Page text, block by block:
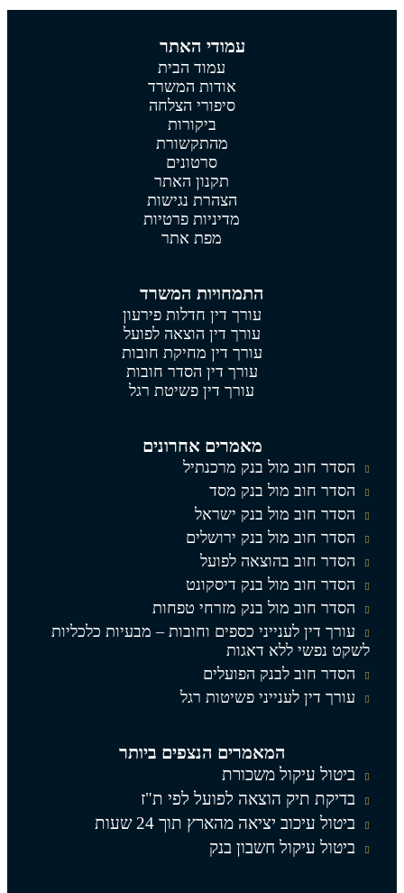
עמודי האתר
עמוד הבית
אודות המשרד
סיפורי הצלחה
ביקורות
מהתקשורת
סרטונים
תקנון האתר
הצהרת נגישות
מדיניות פרטיות
מפת אתר
התמחויות המשרד
עורך דין חדלות פירעון
עורך דין הוצאה לפועל
עורך דין מחיקת חובות
עורך דין הסדר חובות
עורך דין פשיטת רגל
מאמרים אחרונים
הסדר חוב מול בנק מרכנתיל
הסדר חוב מול בנק מסד
הסדר חוב מול בנק ישראל
הסדר חוב מול בנק ירושלים
הסדר חוב בהוצאה לפועל
הסדר חוב מול בנק דיסקונט
הסדר חוב מול בנק מזרחי טפחות
עורך דין לענייני כספים וחובות – מבעיות כלכליות
לשקט נפשי ללא דאגות
הסדר חוב לבנק הפועלים
עורך דין לענייני פשיטות רגל
המאמרים הנצפים ביותר
ביטול עיקול משכורת
בדיקת תיק הוצאה לפועל לפי ת"ז
ביטול עיכוב יציאה מהארץ תוך 24 שעות
ביטול עיקול חשבון בנק